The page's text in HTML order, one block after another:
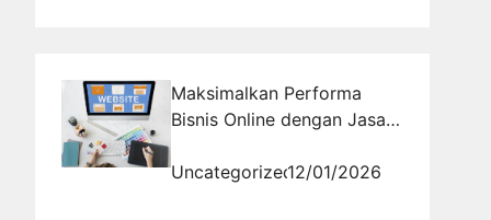
Maksimalkan Performa
Bisnis Online dengan Jasa
Uncategorized12/01/2026